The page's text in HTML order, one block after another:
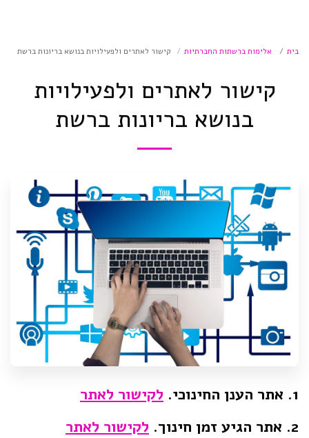
בית אלימות ברשתות החברתיות קישור לאתרים ולפעילויות בנושא בריונות ברשת
קישור לאתרים ולפעילויות
בנושא בריונות ברשת
לקישור לאתר
לקישור לאתר